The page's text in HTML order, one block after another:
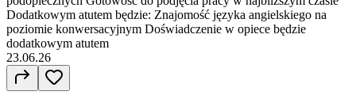
Dodatkowym atutem będzie: Znajomość języka angielskiego na
poziomie konwersacyjnym Doświadczenie w opiece będzie
dodatkowym atutem
23.06.26